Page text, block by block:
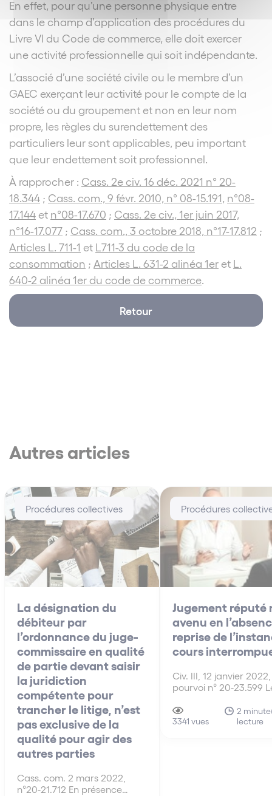
En effet, pour qu’une personne physique entre
dans le champ d’application des procédures du
Livre VI du Code de commerce, elle doit exercer
une activité professionnelle qui soit indépendante.
L’associé d’une société civile ou le membre d’un
GAEC exerçant leur activité pour le compte de la
société ou du groupement et non en leur nom
propre, les règles du surendettement des
particuliers leur sont applicables, peu important
que leur endettement soit professionnel.
À rapprocher : Cass. 2e civ. 16 déc. 2021 n° 20-
18.344 ; Cass. com., 9 févr. 2010, n° 08-15.191 n°08-
17.144et n°08-17.670 ; Cass. 2e civ., 1er juin 2017,
n°16-17.077 ; Cass. com., 3 octobre 2018, n°17-17.812 ;
Articles L. 711-1 et L711-3 du code de la
consommation ; Articles L. 631-2 alinéa 1eret L.
640-2 alinéa 1er du code de commerce
Retour
Autres articles
Procédures collectives
La désignation du
débiteur par
l’ordonnance du juge-
commissaire en qualité
de partie devant saisir
la juridiction
compétente pour
trancher le litige, n’est
pas exclusive de la
qualité pour agir des
autres parties
Cass. com. 2 mars 2022,
n°20-21.712 En présence
Procédures
Jugement réputé
avenu en
reprise de
cours
Civ. III, 12 janvier 2022,
pourvoi n° 20-23.599
force de chose jugée,
obtenus après
3341 vues
2
lecture